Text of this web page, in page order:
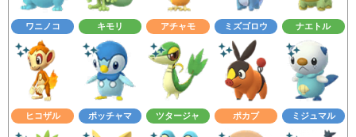
ワニノコ キモリ アチャモ ミズゴロウ ナエトル
ヒコザル ポッチャマ ツタージャ ポカブ ミジュマル